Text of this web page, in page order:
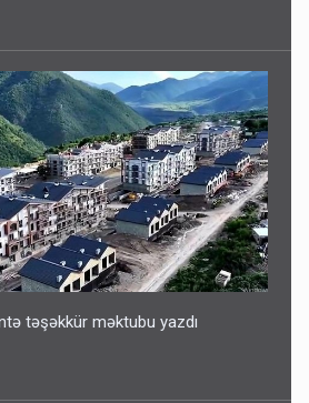
təşəkkür məktubu yazdı